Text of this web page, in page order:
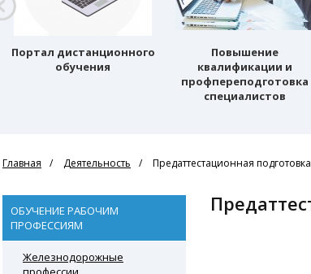
Портал дистанционного
обучения
Повышение
квалификации и
профпереподготовка
специалистов
Главная Деятельность Предаттестационная
ОБУЧЕНИЕ РАБОЧИМ
ПРОФЕССИЯМ
Железнодорожные